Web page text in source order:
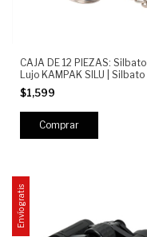
CAJA DE 12 PIEZAS:
Lujo KAMPAK SILU | Silbato
Emergencia Profesional con
Cadena | Seguridad,
Uso Táctico
$1,599
Envío gratis